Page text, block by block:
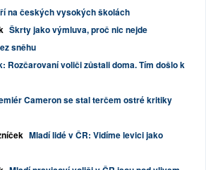
na českých vysokých školách
Škrty jako výmluva, proč nic nejde
sněhu
Rozčarovaní voliči zůstali doma. Tím došlo k
Cameron se stal terčem ostré kritiky
Mladí lidé v ČR: Vidíme levici jako